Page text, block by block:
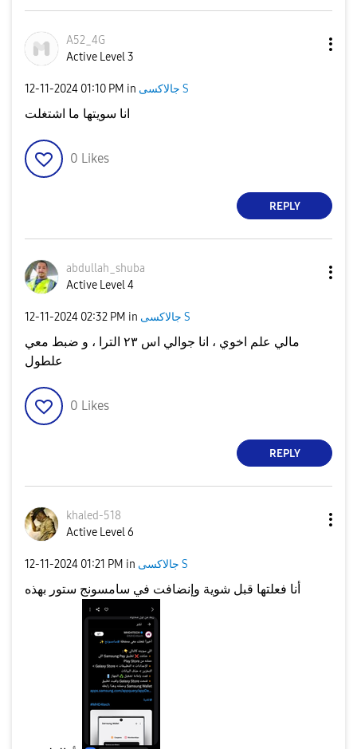
A52_4G
Active Level 3
‎12-11-2024 01:10 PM in جالاكسى S
انا سويتها ما اشتغلت
0 Likes
REPLY
abdullah_shuba
Active Level 4
‎12-11-2024 02:32 PM in جالاكسى S
مالي علم اخوي ، انا جوالي اس ٢٣ الترا ، و ضبط معي
علطول
0 Likes
REPLY
khaled-518
Active Level 6
‎12-11-2024 01:21 PM in جالاكسى S
أنا فعلتها قبل شوية وإنضافت في سامسونج ستور بهذه